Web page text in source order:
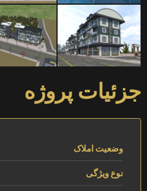
جزئیات پروژه
وضعیت املاک
نوع ویژگی